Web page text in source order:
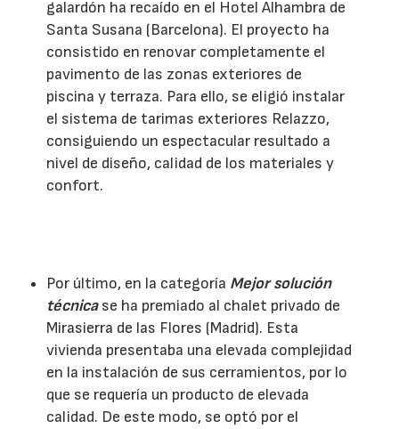
galardón ha recaído en el Hotel Alhambra de
Santa Susana (Barcelona). El proyecto ha
consistido en renovar completamente el
pavimento de las zonas exteriores de
piscina y terraza. Para ello, se eligió instalar
el sistema de tarimas exteriores Relazzo,
consiguiendo un espectacular resultado a
nivel de diseño, calidad de los materiales y
confort.
Por último, en la categoría Mejor solución
técnicase ha premiado al chalet privado de
Mirasierra de las Flores (Madrid). Esta
vivienda presentaba una elevada complejidad
en la instalación de sus cerramientos, por lo
que se requería un producto de elevada
calidad. De este modo, se optó por el